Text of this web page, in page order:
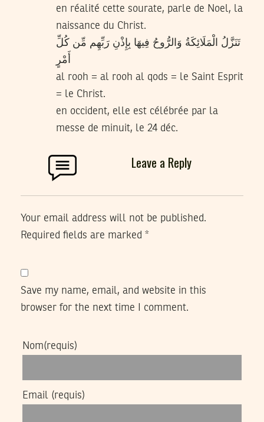
en réalité cette sourate, parle de Noel, la
naissance du Christ.
تَنَزَّلُ الْمَلَائِكَةُ وَالرُّوحُ فِيهَا بِإِذْنِ رَبِّهِم مِّن كُلِّ
أَمْرٍ
al rooh = al rooh al qods = le Saint Esprit
= le Christ.
en occident, elle est célébrée par la
messe de minuit, le 24 déc.
Leave a Reply
Your email address will not be published.
Required fields are marked *
Save my name, email, and website in this
browser for the next time I comment.
Nom(requis)
Email (requis)